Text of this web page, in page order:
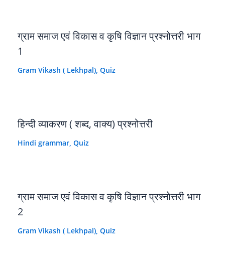
ग्राम समाज एवं विकास व कृषि विज्ञान प्रश्नोत्तरी भाग
1
Gram Vikash ( Lekhpal), Quiz
हिन्दी व्याकरण ( शब्द, वाक्य) प्रश्नोत्तरी
Hindi grammar, Quiz
ग्राम समाज एवं विकास व कृषि विज्ञान प्रश्नोत्तरी भाग
2
Gram Vikash ( Lekhpal), Quiz